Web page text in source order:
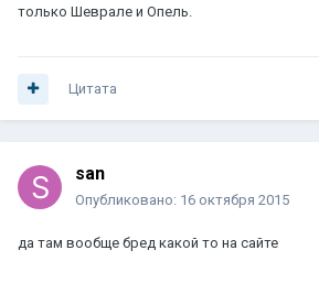
только Шеврале и Опель.
Цитата
san
Опубликовано: 16 октября 2015
да там вообще бред какой то на сайте